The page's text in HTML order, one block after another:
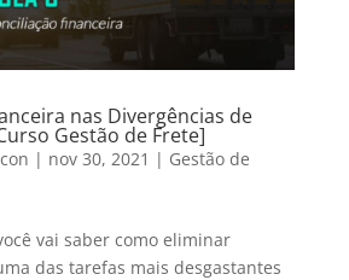
nas Divergências de
Gestão de Frete]
| nov 30, 2021 | Gestão de
vai saber como eliminar
das tarefas mais desgastantes